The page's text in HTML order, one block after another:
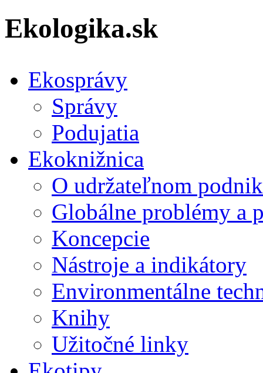
Ekologika.sk
Ekosprávy
Správy
Podujatia
Ekoknižnica
O udržateľnom
Globálne problémy a
Koncepcie
Nástroje a indikátory
Environmentálne
Knihy
Užitočné linky